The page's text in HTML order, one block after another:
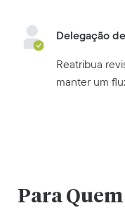
Delegação
Reatribua
manter um
Para